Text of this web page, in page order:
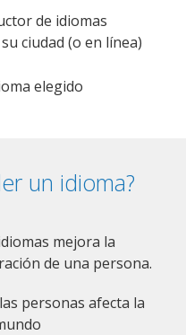
de idiomas
ciudad (o en línea)
elegido
un idioma?
mejora la
de una persona.
personas afecta la